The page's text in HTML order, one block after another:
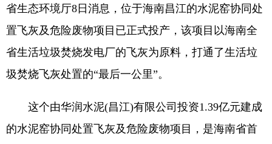
省生态环境厅8日消息，位于海南昌江的水泥窑协同处
置飞灰及危险废物项目已正式投产，该项目以海南全
省生活垃圾焚烧发电厂的飞灰为原料，打通了生活垃
圾焚烧飞灰处置的“最后一公里”。
这个由华润水泥(昌江)有限公司投资1.39亿元建成
的水泥窑协同处置飞灰及危险废物项目，是海南省首